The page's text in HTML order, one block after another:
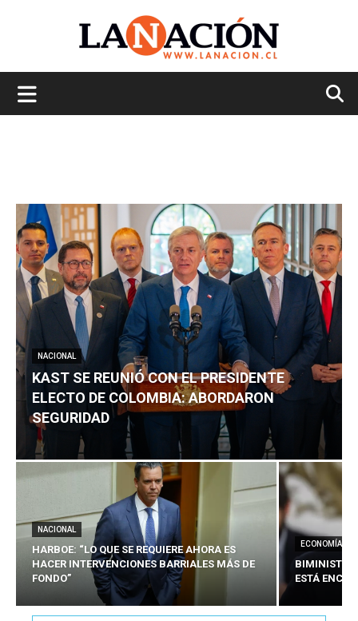
NACIONAL
KAST SE REUNIÓ CON EL PRESIDENTE
ELECTO DE COLOMBIA: ABORDARON
SEGURIDAD
NACIONAL
HARBOE: “LO QUE SE REQUIERE AHORA ES
HACER INTERVENCIONES BARRIALES MÁS DE
FONDO”
ECONOMÍA
BIMINISTRO
ESTÁ